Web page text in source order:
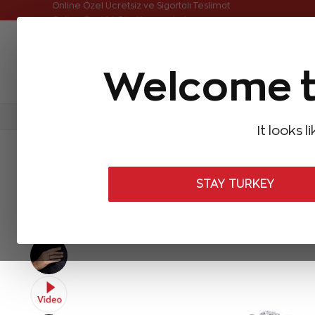
Welcome
It looks
STAY TURKEY
Online Özel Ücretsiz ve Sigortalı Teslimat
Aynı Gün Kargo Çok Satanlar